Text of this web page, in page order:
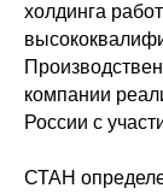
холдинга
компании
России с
СТАН